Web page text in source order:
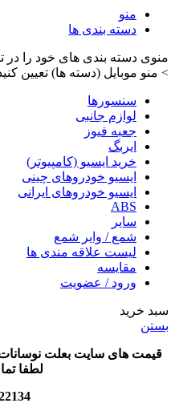
منو
دسته بندی ها
منوی دسته بندی های خود را
> منو موبایل (دسته ها) تعیین
سنسورها
لوازم جانبی
جعبه فیوز
ایربگ
خرید ایسیو (کامپیوتر)
ایسیو خودروهای چینی
ایسیو خودروهای ایرانی
ABS
سایر
شمع / وایر شمع
لیست علاقه مندی ها
مقایسه
ورود / عضویت
سبد خرید
بستن
قیمت های سایت بعلت نوسانات
لطفا